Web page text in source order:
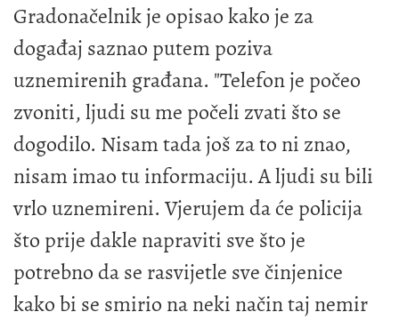
Gradonačelnik je opisao kako je za
događaj saznao putem poziva
uznemirenih građana. "Telefon je počeo
zvoniti, ljudi su me počeli zvati što se
dogodilo. Nisam tada još za to ni znao,
nisam imao tu informaciju. A ljudi subili
vrlo uznemireni. Vjerujem da će policija
što prije dakle napraviti sve što je
potrebno da se rasvijetle sve činjenice
kako bi se smirio na neki način taj nemir